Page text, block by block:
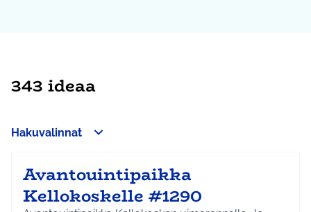
343 ideaa
Hakuvalinnat
Avantouintipaikka
Kellokoskelle #1290